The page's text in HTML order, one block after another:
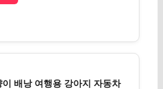
배낭 여행용 강아지 자동차